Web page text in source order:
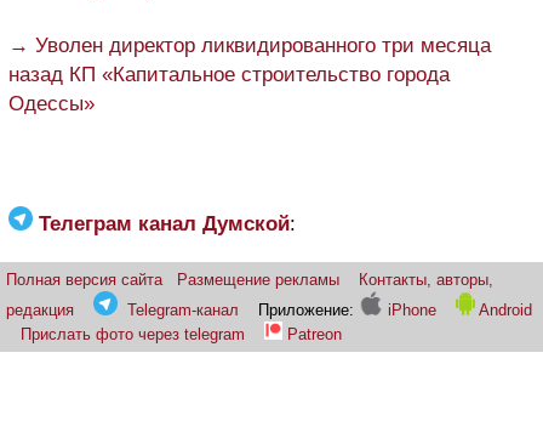
→ Уволен директор ликвидированного три месяца
назад КП «Капитальное строительство города
Одессы»
Телеграм канал Думской:
Полная версия сайта Размещение рекламы
Контакты, авторы,
редакция
Telegram-канал Приложение: iPhone
Android
Прислать фото через telegram
Patreon